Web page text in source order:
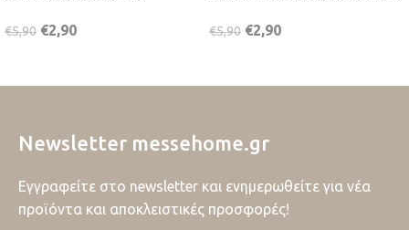
€5,90 €2,90 €5,90 €2,90
Newsletter messehome.gr
Εγγραφείτε στο newsletter και ενημερωθείτε για νέα
προϊόντα και αποκλειστικές προσφορές!